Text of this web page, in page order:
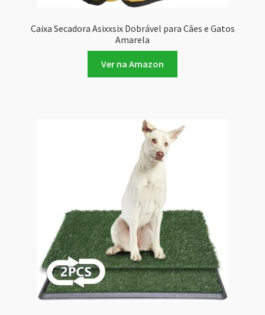
Caixa Secadora Asixxsix Dobrável para Cães e Gatos
Amarela
Ver na Amazon